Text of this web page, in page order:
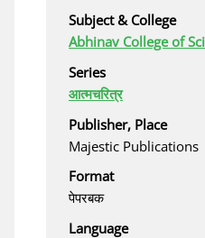
Subject & College
Abhinav College of
Series
आत्मचरित्र
Publisher, Place
Majestic Publications
Format
पेपरबक
Language